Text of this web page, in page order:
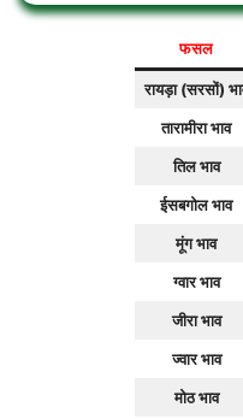
फसल
रायड़ा (सरसों)
तारामीरा भाव
तिल भाव
ईसबगोलभाव
मूंग भाव
ग्वार भाव
जीरा भाव
ज्वार भाव
मोठ भाव